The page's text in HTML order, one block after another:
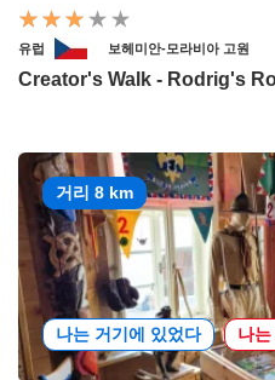
유럽 보헤미안-모라비아 고원
Creator's Walk - Rodrig's
거리 8 km
나는 거기에 있었다 나